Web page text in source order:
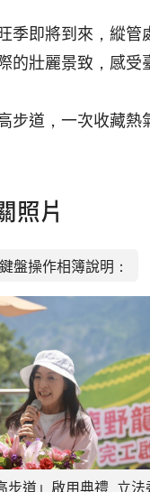
季即將到來，縱
的壯麗景致，感受
步道，一次收藏
照片
盤操作相簿說明：